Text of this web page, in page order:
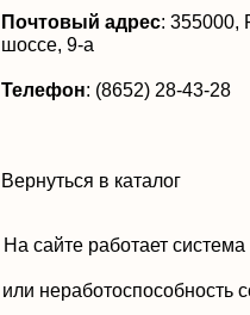
Почтовый адрес: 355000,
шоссе, 9-а
Телефон: (8652) 28-43-28
Вернуться в каталог
На сайте работает
или неработоспособность